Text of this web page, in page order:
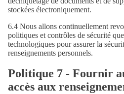
stockées électroniquement.
6.4 Nous allons continuellement
politiques et contrôles de sécurité
technologiques pour assurer la
renseignements personnels.
Politique 7 - Fournir
accès aux